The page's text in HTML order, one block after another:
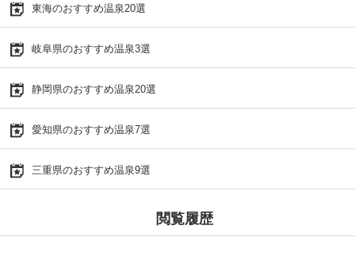
東海のおすすめ温泉20選
岐阜県のおすすめ温泉3選
静岡県のおすすめ温泉20選
愛知県のおすすめ温泉7選
三重県のおすすめ温泉9選
閲覧履歴